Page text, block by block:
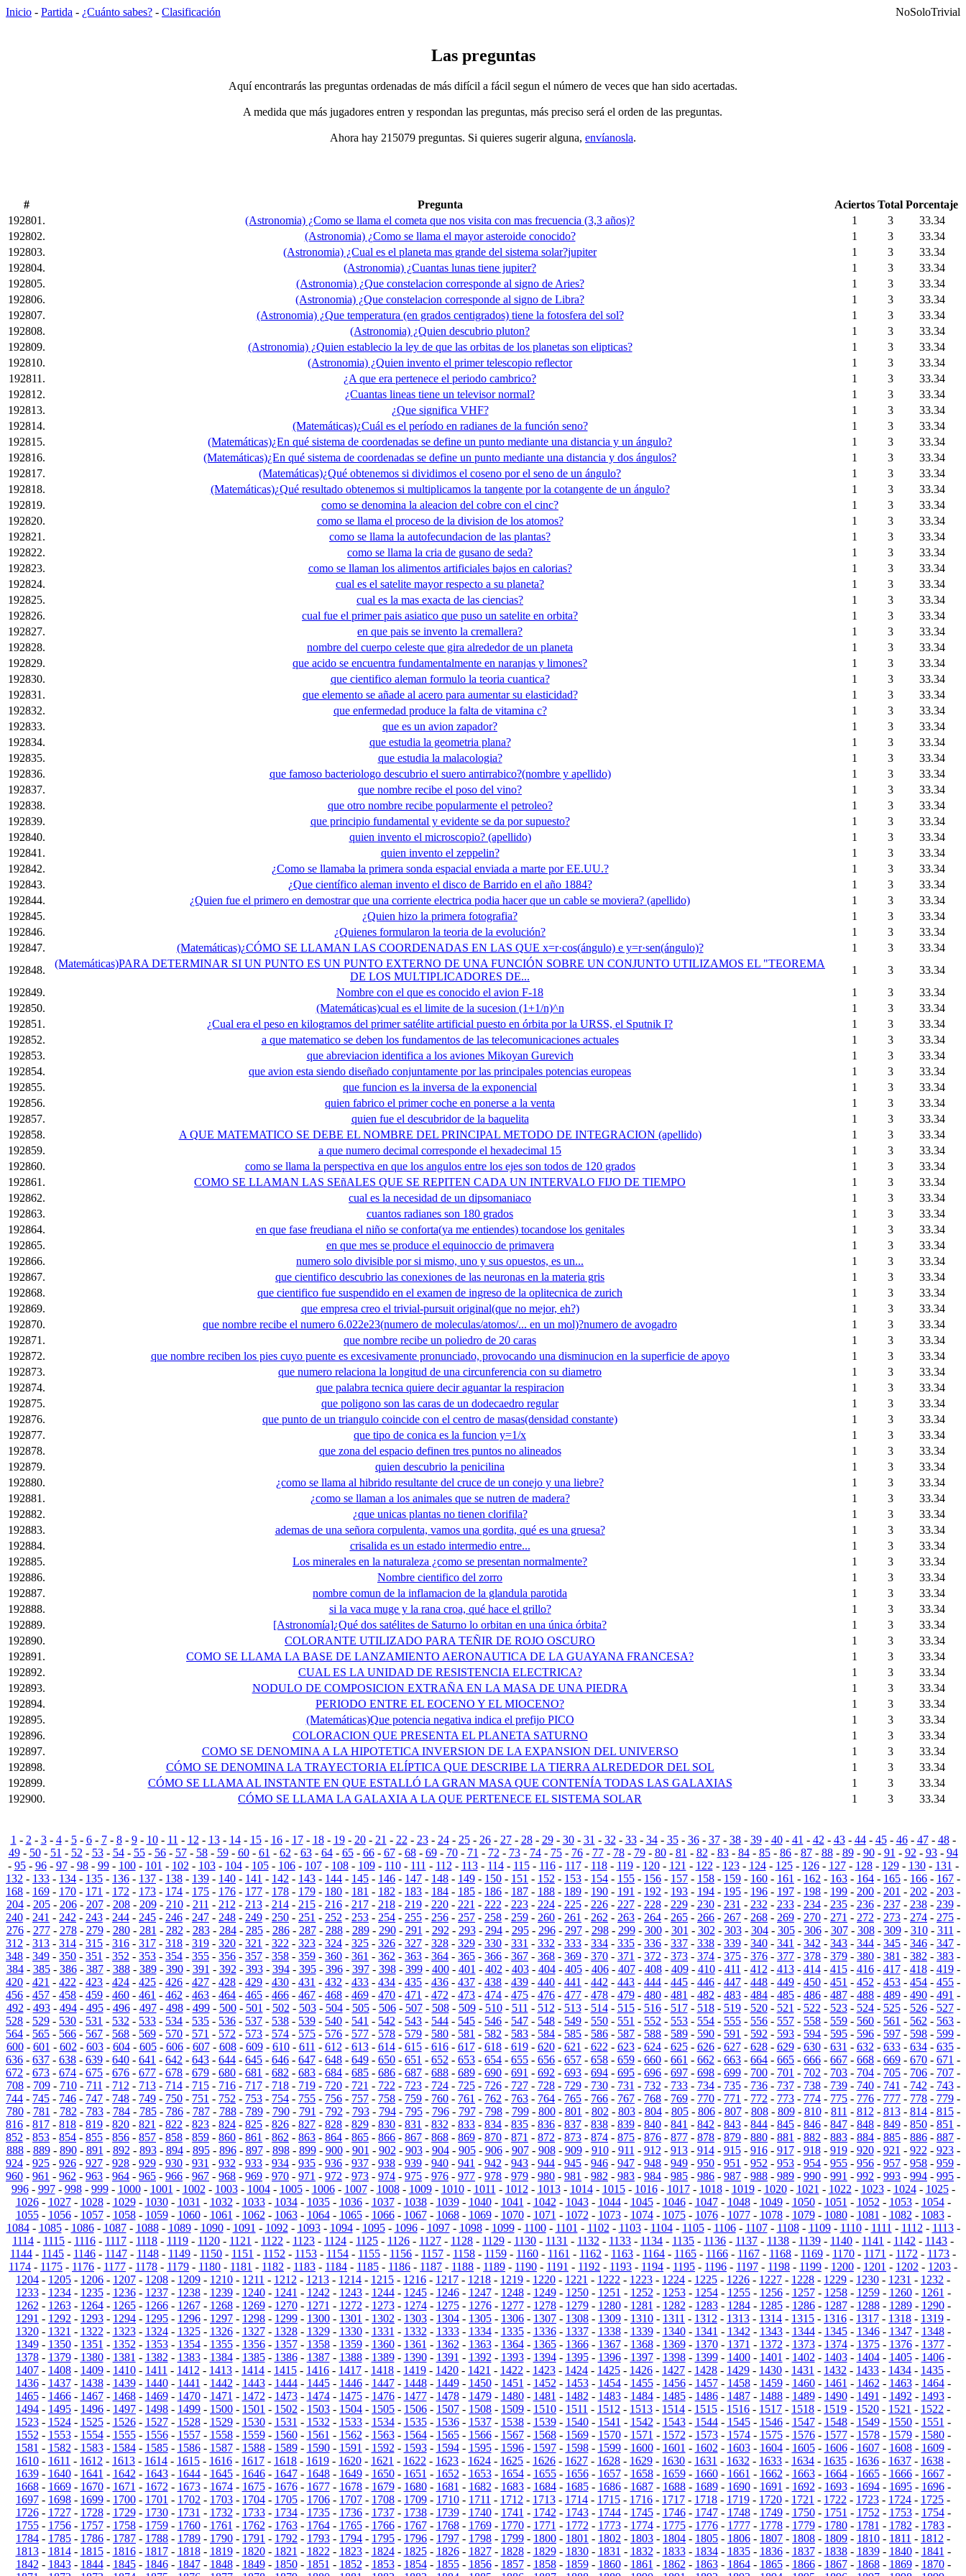
Inicio - Partida - ¿Cuánto sabes? - Clasificación NoSoloTrivial
Las preguntas
Aquí encontrarás las preguntas ordenadas de más difícil a fácil segun el número de veces que han sido acertadas.
A medida que más jugadores entren y respondan las preguntas, más preciso será el orden de las preguntas.
Ahora hay 215079 preguntas. Si quieres sugerir alguna, envíanosla.
# Pregunta Aciertos Total Porcentaje
192801.
(Astronomia) ¿Como se llama el cometa que nos visita con mas frecuencia (3,3 años)? 1 3
33.34
192802.
(Astronomia) ¿Como se llama el mayor asteroide conocido? 1 3
33.34
192803.
(Astronomia) ¿Cual es el planeta mas grande del sistema solar?jupiter 1 3
33.34
192804.
(Astronomia) ¿Cuantas lunas tiene jupiter? 1 3
33.34
192805.
(Astronomia) ¿Que constelacion corresponde al signo de Aries? 1 3
33.34
192806.
(Astronomia) ¿Que constelacion corresponde al signo de Libra? 1 3
33.34
192807.
(Astronomia) ¿Que temperatura (en grados centigrados) tiene la fotosfera del sol? 1 3
33.34
192808.
(Astronomia) ¿Quien descubrio pluton? 1 3
33.34
192809.
(Astronomia) ¿Quien establecio la ley de que las orbitas de los planetas son elipticas? 1 3
33.34
192810.
(Astronomia) ¿Quien invento el primer telescopio reflector 1 3
33.34
192811.
¿A que era pertenece el periodo cambrico? 1 3
33.34
192812.
¿Cuantas lineas tiene un televisor normal? 1 3
33.34
192813.
¿Que significa VHF? 1 3
33.34
192814.
(Matemáticas)¿Cuál es el período en radianes de la función seno? 1 3
33.34
192815.
(Matemáticas)¿En qué sistema de coordenadas se define un punto mediante una distancia y un ángulo? 1 3
33.34
192816.
(Matemáticas)¿En qué sistema de coordenadas se define un punto mediante una distancia y dos ángulos? 1 3
33.34
192817.
(Matemáticas)¿Qué obtenemos si dividimos el coseno por el seno de un ángulo? 1 3
33.34
192818.
(Matemáticas)¿Qué resultado obtenemos si multiplicamos la tangente por la cotangente de un ángulo? 1 3
33.34
192819.
como se denomina la aleacion del cobre con el cinc? 1 3
33.34
192820.
como se llama el proceso de la division de los atomos? 1 3
33.34
192821.
como se llama la autofecundacion de las plantas? 1 3
33.34
192822.
como se llama la cria de gusano de seda? 1 3
33.34
192823.
como se llaman los alimentos artificiales bajos en calorias? 1 3
33.34
192824.
cual es el satelite mayor respecto a su planeta? 1 3
33.34
192825.
cual es la mas exacta de las ciencias? 1 3
33.34
192826.
cual fue el primer pais asiatico que puso un satelite en orbita? 1 3
33.34
192827.
en que pais se invento la cremallera? 1 3
33.34
192828.
nombre del cuerpo celeste que gira alrededor de un planeta 1 3
33.34
192829.
que acido se encuentra fundamentalmente en naranjas y limones? 1 3
33.34
192830.
que cientifico aleman formulo la teoria cuantica? 1 3
33.34
192831.
que elemento se añade al acero para aumentar su elasticidad? 1 3
33.34
192832.
que enfermedad produce la falta de vitamina c? 1 3
33.34
192833.
que es un avion zapador? 1 3
33.34
192834.
que estudia la geometria plana? 1 3
33.34
192835.
que estudia la malacologia? 1 3
33.34
192836.
que famoso bacteriologo descubrio el suero antirrabico?(nombre y apellido) 1 3
33.34
192837.
que nombre recibe el poso del vino? 1 3
33.34
192838.
que otro nombre recibe popularmente el petroleo? 1 3
33.34
192839.
que principio fundamental y evidente se da por supuesto? 1 3
33.34
192840.
quien invento el microscopio? (apellido) 1 3
33.34
192841.
quien invento el zeppelin? 1 3
33.34
192842.
¿Como se llamaba la primera sonda espacial enviada a marte por EE.UU.? 1 3
33.34
192843.
¿Que científico aleman invento el disco de Barrido en el año 1884? 1 3
33.34
192844.
¿Quien fue el primero en demostrar que una corriente electrica podia hacer que un cable se moviera? (apellido) 1 3
33.34
192845.
¿Quien hizo la primera fotografia? 1 3
33.34
192846.
¿Quienes formularon la teoria de la evolución? 1 3
33.34
192847.
(Matemáticas)¿CÓMO SE LLAMAN LAS COORDENADAS EN LAS QUE x=r·cos(ángulo) e y=r·sen(ángulo)? 1 3
33.34
192848.
(Matemáticas)PARA DETERMINAR SI UN PUNTO ES UN PUNTO EXTERNO DE UNA FUNCIÓN SOBRE UN CONJUNTO UTILIZAMOS EL "TEOREMA
DE LOS MULTIPLICADORES DE...
1 3
33.34
192849.
Nombre con el que es conocido el avion F-18 1 3
33.34
192850.
(Matemáticas)cual es el limite de la sucesion (1+1/n)^n 1 3
33.34
192851.
¿Cual era el peso en kilogramos del primer satélite artificial puesto en órbita por la URSS, el Sputnik I? 1 3
33.34
192852.
a que matematico se deben los fundamentos de las telecomunicaciones actuales 1 3
33.34
192853.
que abreviacion identifica a los aviones Mikoyan Gurevich 1 3
33.34
192854.
que avion esta siendo diseñado conjuntamente por las principales potencias europeas 1 3
33.34
192855.
que funcion es la inversa de la exponencial 1 3
33.34
192856.
quien fabrico el primer coche en ponerse a la venta 1 3
33.34
192857.
quien fue el descubridor de la baquelita 1 3
33.34
192858.
A QUE MATEMATICO SE DEBE EL NOMBRE DEL PRINCIPAL METODO DE INTEGRACION (apellido) 1 3
33.34
192859.
a que numero decimal corresponde el hexadecimal 15 1 3
33.34
192860.
como se llama la perspectiva en que los angulos entre los ejes son todos de 120 grados 1 3
33.34
192861.
COMO SE LLAMAN LAS SEñALES QUE SE REPITEN CADA UN INTERVALO FIJO DE TIEMPO 1 3
33.34
192862.
cual es la necesidad de un dipsomaniaco 1 3
33.34
192863.
cuantos radianes son 180 grados 1 3
33.34
192864.
en que fase freudiana el niño se conforta(ya me entiendes) tocandose los genitales 1 3
33.34
192865.
en que mes se produce el equinoccio de primavera 1 3
33.34
192866.
numero solo divisible por si mismo, uno y sus opuestos, es un... 1 3
33.34
192867.
que cientifico descubrio las conexiones de las neuronas en la materia gris 1 3
33.34
192868.
que cientifico fue suspendido en el examen de ingreso de la oplitecnica de zurich 1 3
33.34
192869.
que empresa creo el trivial-pursuit original(que no mejor, eh?) 1 3
33.34
192870.
que nombre recibe el numero 6.022e23(numero de moleculas/atomos/... en un mol)?numero de avogadro 1 3
33.34
192871.
que nombre recibe un poliedro de 20 caras 1 3
33.34
192872.
que nombre reciben los pies cuyo puente es excesivamente pronunciado, provocando una disminucion en la superficie de apoyo 1 3
33.34
192873.
que numero relaciona la longitud de una circunferencia con su diametro 1 3
33.34
192874.
que palabra tecnica quiere decir aguantar la respiracion 1 3
33.34
192875.
que poligono son las caras de un dodecaedro regular 1 3
33.34
192876.
que punto de un triangulo coincide con el centro de masas(densidad constante) 1 3
33.34
192877.
que tipo de conica es la funcion y=1/x 1 3
33.34
192878.
que zona del espacio definen tres puntos no alineados 1 3
33.34
192879.
quien descubrio la penicilina 1 3
33.34
192880.
¿como se llama al hibrido resultante del cruce de un conejo y una liebre? 1 3
33.34
192881.
¿como se llaman a los animales que se nutren de madera? 1 3
33.34
192882.
¿que unicas plantas no tienen clorifila? 1 3
33.34
192883.
ademas de una señora corpulenta, vamos una gordita, qué es una gruesa? 1 3
33.34
192884.
crisalida es un estado intermedio entre... 1 3
33.34
192885.
Los minerales en la naturaleza ¿como se presentan normalmente? 1 3
33.34
192886.
Nombre cientifico del zorro 1 3
33.34
192887.
nombre comun de la inflamacion de la glandula parotida 1 3
33.34
192888.
si la vaca muge y la rana croa, qué hace el grillo? 1 3
33.34
192889.
[Astronomía]¿Qué dos satélites de Saturno lo orbitan en una única órbita? 1 3
33.34
192890.
COLORANTE UTILIZADO PARA TEÑIR DE ROJO OSCURO 1 3
33.34
192891.
COMO SE LLAMA LA BASE DE LANZAMIENTO AERONAUTICA DE LA GUAYANA FRANCESA? 1 3
33.34
192892.
CUAL ES LA UNIDAD DE RESISTENCIA ELECTRICA? 1 3
33.34
192893.
NODULO DE COMPOSICION EXTRAÑA EN LA MASA DE UNA PIEDRA 1 3
33.34
192894.
PERIODO ENTRE EL EOCENO Y EL MIOCENO? 1 3
33.34
192895.
(Matemáticas)Que potencia negativa indica el prefijo PICO 1 3
33.34
192896.
COLORACION QUE PRESENTA EL PLANETA SATURNO 1 3
33.34
192897.
COMO SE DENOMINA A LA HIPOTETICA INVERSION DE LA EXPANSION DEL UNIVERSO 1 3
33.34
192898.
CÓMO SE DENOMINA LA TRAYECTORIA ELÍPTICA QUE DESCRIBE LA TIERRA ALREDEDOR DEL SOL 1 3
33.34
192899.
CÓMO SE LLAMA AL INSTANTE EN QUE ESTALLÓ LA GRAN MASA QUE CONTENÍA TODAS LAS GALAXIAS 1 3
33.34
192900.
CÓMO SE LLAMA LA GALAXIA A LA QUE PERTENECE EL SISTEMA SOLAR 1 3 33.34
1 - 2 - 3- 4- 5- 6- 7- 8- 9- 10- 11 - 12 - 13- 14- 15- 16- 17- 18- 19- 20- 21 - 22 - 23- 24- 25- 26- 27- 28- 29- 30- 31 - 32 - 33- 34- 35- 36- 37- 38- 39- 40- 41 - 42 - 43- 44- 45- 46- 47- 48-
49- 50- 51 - 52 - 53- 54- 55- 56- 57- 58- 59- 60- 61 - 62 - 63- 64- 65- 66- 67- 68- 69- 70- 71 - 72 - 73- 74- 75- 76- 77- 78- 79- 80- 81 - 82 - 83- 84- 85- 86- 87- 88- 89- 90- 91 - 92 - 93- 94
- 95- 96- 97- 98- 99- 100- 101 - 102 - 103- 104- 105- 106- 107- 108- 109- 110- 111 - 112 - 113- 114- 115- 116- 117- 118- 119- 120- 121 - 122 - 123- 124- 125- 126- 127- 128- 129- 130- 131 -
132 - 133 - 134 - 135 - 136 - 137 - 138 - 139 - 140 - 141 - 142 - 143 - 144 - 145 - 146 - 147 - 148 - 149 - 150 - 151 - 152 - 153 - 154 - 155 - 156 - 157 - 158 - 159 - 160 - 161 - 162 - 163 - 164 - 165 - 166 - 167 -
168 - 169 - 170 - 171 - 172 - 173 - 174 - 175 - 176 - 177 - 178 - 179 - 180 - 181 - 182 - 183 - 184 - 185 - 186 - 187 - 188 - 189 - 190 - 191 - 192 - 193 - 194 - 195 - 196 - 197 - 198 - 199 - 200 - 201 - 202 - 203 -
204- 205- 206- 207- 208- 209- 210- 211 - 212 - 213- 214- 215- 216- 217- 218- 219- 220- 221 - 222 - 223- 224- 225- 226- 227- 228- 229- 230- 231 - 232 - 233- 234- 235- 236- 237- 238- 239-
240 - 241 - 242 - 243 - 244 - 245 - 246 - 247 - 248 - 249 - 250 - 251 - 252 - 253 - 254 - 255 - 256 - 257 - 258 - 259 - 260 - 261 - 262 - 263 - 264 - 265 - 266 - 267 - 268 - 269 - 270 - 271 - 272 - 273 - 274 - 275 -
276- 277- 278- 279- 280- 281 - 282 - 283- 284- 285- 286- 287- 288- 289- 290- 291 - 292 - 293- 294- 295- 296- 297- 298- 299- 300- 301 - 302 - 303- 304- 305- 306- 307- 308- 309- 310- 311 -
312 - 313 - 314 - 315 - 316 - 317 - 318 - 319 - 320 - 321 - 322 - 323 - 324 - 325 - 326 - 327 - 328 - 329 - 330 - 331 - 332 - 333 - 334 - 335 - 336 - 337 - 338 - 339 - 340 - 341 - 342 - 343 - 344 - 345 - 346 - 347 -
348 - 349 - 350 - 351 - 352 - 353 - 354 - 355 - 356 - 357 - 358 - 359 - 360 - 361 - 362 - 363 - 364 - 365 - 366 - 367 - 368 - 369 - 370 - 371 - 372 - 373 - 374 - 375 - 376 - 377 - 378 - 379 - 380 - 381 - 382 - 383 -
384- 385- 386- 387- 388- 389- 390- 391 - 392 - 393- 394- 395- 396- 397- 398- 399- 400- 401 - 402 - 403- 404- 405- 406- 407- 408- 409- 410- 411 - 412 - 413- 414- 415- 416- 417- 418- 419-
420 - 421 - 422 - 423 - 424 - 425 - 426 - 427 - 428 - 429 - 430 - 431 - 432 - 433 - 434 - 435 - 436 - 437 - 438 - 439 - 440 - 441 - 442 - 443 - 444 - 445 - 446 - 447 - 448 - 449 - 450 - 451 - 452 - 453 - 454 - 455 -
456 - 457 - 458 - 459 - 460 - 461 - 462 - 463 - 464 - 465 - 466 - 467 - 468 - 469 - 470 - 471 - 472 - 473 - 474 - 475 - 476 - 477 - 478 - 479 - 480 - 481 - 482 - 483 - 484 - 485 - 486 - 487 - 488 - 489 - 490 - 491 -
492 - 493- 494- 495- 496- 497- 498- 499- 500- 501 - 502 - 503- 504- 505- 506- 507- 508- 509- 510- 511 - 512 - 513- 514- 515- 516- 517- 518- 519- 520- 521 - 522 - 523- 524- 525- 526- 527-
528 - 529 - 530 - 531 - 532 - 533 - 534 - 535 - 536 - 537 - 538 - 539 - 540 - 541 - 542 - 543 - 544 - 545 - 546 - 547 - 548 - 549 - 550 - 551 - 552 - 553 - 554 - 555 - 556 - 557 - 558 - 559 - 560 - 561 - 562 - 563 -
564 - 565 - 566 - 567 - 568 - 569 - 570 - 571 - 572 - 573 - 574 - 575 - 576 - 577 - 578 - 579 - 580 - 581 - 582 - 583 - 584 - 585 - 586 - 587 - 588 - 589 - 590 - 591 - 592 - 593 - 594 - 595 - 596 - 597 - 598 - 599 -
600- 601 - 602 - 603- 604- 605- 606- 607- 608- 609- 610- 611 - 612 - 613- 614- 615- 616- 617- 618- 619- 620- 621 - 622 - 623- 624- 625- 626- 627- 628- 629- 630- 631 - 632 - 633- 634- 635-
636 - 637 - 638 - 639 - 640 - 641 - 642 - 643 - 644 - 645 - 646 - 647 - 648 - 649 - 650 - 651 - 652 - 653 - 654 - 655 - 656 - 657 - 658 - 659 - 660 - 661 - 662 - 663 - 664 - 665 - 666 - 667 - 668 - 669 - 670 - 671 -
672 - 673 - 674 - 675 - 676 - 677 - 678 - 679 - 680 - 681 - 682 - 683 - 684 - 685 - 686 - 687 - 688 - 689 - 690 - 691 - 692 - 693 - 694 - 695 - 696 - 697 - 698 - 699 - 700 - 701 - 702 - 703 - 704 - 705 - 706 - 707 -
708- 709- 710- 711 - 712 - 713- 714- 715- 716- 717- 718- 719- 720- 721 - 722 - 723- 724- 725- 726- 727- 728- 729- 730- 731 - 732 - 733- 734- 735- 736- 737- 738- 739- 740- 741 - 742 - 743-
744 - 745 - 746 - 747 - 748 - 749 - 750 - 751 - 752 - 753 - 754 - 755 - 756 - 757 - 758 - 759 - 760 - 761 - 762 - 763 - 764 - 765 - 766 - 767 - 768 - 769 - 770 - 771 - 772 - 773 - 774 - 775 - 776 - 777 - 778 - 779 -
780- 781 - 782 - 783- 784- 785- 786- 787- 788- 789- 790- 791 - 792 - 793- 794- 795- 796- 797- 798- 799- 800- 801 - 802 - 803- 804- 805- 806- 807- 808- 809- 810- 811 - 812 - 813- 814- 815-
816 - 817 - 818 - 819 - 820 - 821 - 822 - 823 - 824 - 825 - 826 - 827 - 828 - 829 - 830 - 831 - 832 - 833 - 834 - 835 - 836 - 837 - 838 - 839 - 840 - 841 - 842 - 843 - 844 - 845 - 846 - 847 - 848 - 849 - 850 - 851 -
852 - 853 - 854 - 855 - 856 - 857 - 858 - 859 - 860 - 861 - 862 - 863 - 864 - 865 - 866 - 867 - 868 - 869 - 870 - 871 - 872 - 873 - 874 - 875 - 876 - 877 - 878 - 879 - 880 - 881 - 882 - 883 - 884 - 885 - 886 - 887 -
888- 889- 890- 891 - 892 - 893- 894- 895- 896- 897- 898- 899- 900- 901 - 902 - 903- 904- 905- 906- 907- 908- 909- 910- 911 - 912 - 913- 914- 915- 916- 917- 918- 919- 920- 921 - 922 - 923-
924 - 925 - 926 - 927 - 928 - 929 - 930 - 931 - 932 - 933 - 934 - 935 - 936 - 937 - 938 - 939 - 940 - 941 - 942 - 943 - 944 - 945 - 946 - 947 - 948 - 949 - 950 - 951 - 952 - 953 - 954 - 955 - 956 - 957 - 958 - 959 -
960 - 961 - 962 - 963 - 964 - 965 - 966 - 967 - 968 - 969 - 970 - 971 - 972 - 973 - 974 - 975 - 976 - 977 - 978 - 979 - 980 - 981 - 982 - 983 - 984 - 985 - 986 - 987 - 988 - 989 - 990 - 991 - 992 - 993 - 994 - 995 -
996- 997- 998- 999- 1000- 1001 - 1002 - 1003- 1004- 1005- 1006- 1007- 1008- 1009- 1010- 1011 - 1012 - 1013- 1014- 1015- 1016- 1017- 1018- 1019- 1020- 1021 - 1022 - 1023- 1024- 1025-
1026- 1027- 1028- 1029- 1030- 1031 - 1032 - 1033- 1034- 1035- 1036- 1037- 1038- 1039- 1040- 1041 - 1042 - 1043- 1044- 1045- 1046- 1047- 1048- 1049- 1050- 1051 - 1052 - 1053- 1054-
1055- 1056- 1057- 1058- 1059- 1060- 1061 - 1062 - 1063- 1064- 1065- 1066- 1067- 1068- 1069- 1070- 1071 - 1072 - 1073- 1074- 1075- 1076- 1077- 1078- 1079- 1080- 1081 - 1082 - 1083-
1084- 1085- 1086- 1087- 1088- 1089- 1090- 1091 - 1092 - 1093- 1094- 1095- 1096- 1097- 1098- 1099- 1100- 1101 - 1102 - 1103- 1104- 1105- 1106- 1107- 1108- 1109- 1110- 1111 - 1112 - 1113-
1114 - 1115 - 1116 - 1117 - 1118 - 1119 - 1120 - 1121 - 1122 - 1123 - 1124 - 1125 - 1126 - 1127 - 1128 - 1129 - 1130 - 1131 - 1132 - 1133 - 1134 - 1135 - 1136 - 1137 - 1138 - 1139 - 1140 - 1141 - 1142 - 1143 -
1144 - 1145 - 1146 - 1147 - 1148 - 1149 - 1150 - 1151 - 1152 - 1153 - 1154 - 1155 - 1156 - 1157 - 1158 - 1159 - 1160 - 1161 - 1162 - 1163 - 1164 - 1165 - 1166 - 1167 - 1168 - 1169 - 1170 - 1171 - 1172 - 1173 -
1174 - 1175 - 1176 - 1177 - 1178 - 1179 - 1180 - 1181 - 1182 - 1183 - 1184 - 1185 - 1186 - 1187 - 1188 - 1189 - 1190 - 1191 - 1192 - 1193 - 1194 - 1195 - 1196 - 1197 - 1198 - 1199 - 1200 - 1201 - 1202 - 1203 -
1204 - 1205 - 1206 - 1207 - 1208 - 1209 - 1210 - 1211 - 1212 - 1213 - 1214 - 1215 - 1216 - 1217 - 1218 - 1219 - 1220 - 1221 - 1222 - 1223 - 1224 - 1225 - 1226 - 1227 - 1228 - 1229 - 1230 - 1231 - 1232 -
1233- 1234- 1235- 1236- 1237- 1238- 1239- 1240- 1241 - 1242 - 1243- 1244- 1245- 1246- 1247- 1248- 1249- 1250- 1251 - 1252 - 1253- 1254- 1255- 1256- 1257- 1258- 1259- 1260- 1261 -
1262 - 1263- 1264- 1265- 1266- 1267- 1268- 1269- 1270- 1271 - 1272 - 1273- 1274- 1275- 1276- 1277- 1278- 1279- 1280- 1281 - 1282 - 1283- 1284- 1285- 1286- 1287- 1288- 1289- 1290-
1291 - 1292 - 1293 - 1294 - 1295 - 1296 - 1297 - 1298 - 1299 - 1300 - 1301 - 1302 - 1303 - 1304 - 1305 - 1306 - 1307 - 1308 - 1309 - 1310 - 1311 - 1312 - 1313 - 1314 - 1315 - 1316 - 1317 - 1318 - 1319 -
1320- 1321 - 1322 - 1323- 1324- 1325- 1326- 1327- 1328- 1329- 1330- 1331 - 1332 - 1333- 1334- 1335- 1336- 1337- 1338- 1339- 1340- 1341 - 1342 - 1343- 1344- 1345- 1346- 1347- 1348-
1349- 1350- 1351 - 1352 - 1353- 1354- 1355- 1356- 1357- 1358- 1359- 1360- 1361 - 1362 - 1363- 1364- 1365- 1366- 1367- 1368- 1369- 1370- 1371 - 1372 - 1373- 1374- 1375- 1376- 1377-
1378- 1379- 1380- 1381 - 1382 - 1383- 1384- 1385- 1386- 1387- 1388- 1389- 1390- 1391 - 1392 - 1393- 1394- 1395- 1396- 1397- 1398- 1399- 1400- 1401 - 1402 - 1403- 1404- 1405- 1406-
1407 - 1408 - 1409 - 1410 - 1411 - 1412 - 1413 - 1414 - 1415 - 1416 - 1417 - 1418 - 1419 - 1420 - 1421 - 1422 - 1423 - 1424 - 1425 - 1426 - 1427 - 1428 - 1429 - 1430 - 1431 - 1432 - 1433 - 1434 - 1435 -
1436- 1437- 1438- 1439- 1440- 1441 - 1442 - 1443- 1444- 1445- 1446- 1447- 1448- 1449- 1450- 1451 - 1452 - 1453- 1454- 1455- 1456- 1457- 1458- 1459- 1460- 1461 - 1462 - 1463- 1464-
1465- 1466- 1467- 1468- 1469- 1470- 1471 - 1472 - 1473- 1474- 1475- 1476- 1477- 1478- 1479- 1480- 1481 - 1482 - 1483- 1484- 1485- 1486- 1487- 1488- 1489- 1490- 1491 - 1492 - 1493-
1494 - 1495 - 1496 - 1497 - 1498 - 1499 - 1500 - 1501 - 1502 - 1503 - 1504 - 1505 - 1506 - 1507 - 1508 - 1509 - 1510 - 1511 - 1512 - 1513 - 1514 - 1515 - 1516 - 1517 - 1518 - 1519 - 1520 - 1521 - 1522 -
1523- 1524- 1525- 1526- 1527- 1528- 1529- 1530- 1531 - 1532 - 1533- 1534- 1535- 1536- 1537- 1538- 1539- 1540- 1541 - 1542 - 1543- 1544- 1545- 1546- 1547- 1548- 1549- 1550- 1551 -
1552 - 1553- 1554- 1555- 1556- 1557- 1558- 1559- 1560- 1561 - 1562 - 1563- 1564- 1565- 1566- 1567- 1568- 1569- 1570- 1571 - 1572 - 1573- 1574- 1575- 1576- 1577- 1578- 1579- 1580-
1581 - 1582 - 1583- 1584- 1585- 1586- 1587- 1588- 1589- 1590- 1591 - 1592 - 1593- 1594- 1595- 1596- 1597- 1598- 1599- 1600- 1601 - 1602 - 1603- 1604- 1605- 1606- 1607- 1608- 1609-
1610 - 1611 - 1612 - 1613 - 1614 - 1615 - 1616 - 1617 - 1618 - 1619 - 1620 - 1621 - 1622 - 1623 - 1624 - 1625 - 1626 - 1627 - 1628 - 1629 - 1630 - 1631 - 1632 - 1633 - 1634 - 1635 - 1636 - 1637 - 1638 -
1639- 1640- 1641 - 1642 - 1643- 1644- 1645- 1646- 1647- 1648- 1649- 1650- 1651 - 1652 - 1653- 1654- 1655- 1656- 1657- 1658- 1659- 1660- 1661 - 1662 - 1663- 1664- 1665- 1666- 1667-
1668- 1669- 1670- 1671 - 1672 - 1673- 1674- 1675- 1676- 1677- 1678- 1679- 1680- 1681 - 1682 - 1683- 1684- 1685- 1686- 1687- 1688- 1689- 1690- 1691 - 1692 - 1693- 1694- 1695- 1696-
1697 - 1698 - 1699 - 1700 - 1701 - 1702 - 1703 - 1704 - 1705 - 1706 - 1707 - 1708 - 1709 - 1710 - 1711 - 1712 - 1713 - 1714 - 1715 - 1716 - 1717 - 1718 - 1719 - 1720 - 1721 - 1722 - 1723 - 1724 - 1725 -
1726- 1727- 1728- 1729- 1730- 1731 - 1732 - 1733- 1734- 1735- 1736- 1737- 1738- 1739- 1740- 1741 - 1742 - 1743- 1744- 1745- 1746- 1747- 1748- 1749- 1750- 1751 - 1752 - 1753- 1754-
1755- 1756- 1757- 1758- 1759- 1760- 1761 - 1762 - 1763- 1764- 1765- 1766- 1767- 1768- 1769- 1770- 1771 - 1772 - 1773- 1774- 1775- 1776- 1777- 1778- 1779- 1780- 1781 - 1782 - 1783-
1784 - 1785 - 1786 - 1787 - 1788 - 1789 - 1790 - 1791 - 1792 - 1793 - 1794 - 1795 - 1796 - 1797 - 1798 - 1799 - 1800 - 1801 - 1802 - 1803 - 1804 - 1805 - 1806 - 1807 - 1808 - 1809 - 1810 - 1811 - 1812 -
1813- 1814- 1815- 1816- 1817- 1818- 1819- 1820- 1821 - 1822 - 1823- 1824- 1825- 1826- 1827- 1828- 1829- 1830- 1831 - 1832 - 1833- 1834- 1835- 1836- 1837- 1838- 1839- 1840- 1841 -
1842 - 1843- 1844- 1845- 1846- 1847- 1848- 1849- 1850- 1851 - 1852 - 1853- 1854- 1855- 1856- 1857- 1858- 1859- 1860- 1861 - 1862 - 1863- 1864- 1865- 1866- 1867- 1868- 1869- 1870-